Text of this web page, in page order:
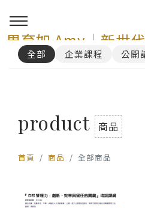
周育如 Amy｜新世
訓與 AI 講師顧問服
全部 企業課程 公開
product 商品
首頁 商品 全部商品